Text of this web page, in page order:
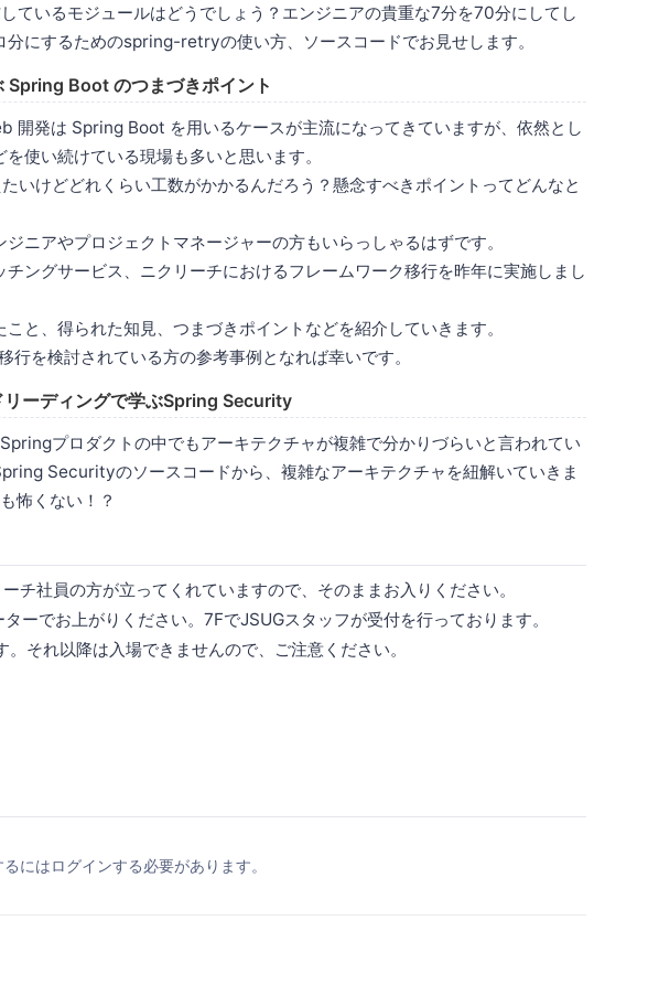
ているモジュールはどうでしょう？エンジニアの貴重な7分を70分にしてし
分にするためのspring-retryの使い方、ソースコードでお見せします。
Spring Boot のつまづきポイント
開発は Spring Boot を用いるケースが主流になってきていますが、依然とし
使い続けている現場も多いと思います。
いけどどれくらい工数がかかるんだろう？懸念すべきポイントってどんなと
ニアやプロジェクトマネージャーの方もいらっしゃるはずです。
ングサービス、ニクリーチにおけるフレームワーク移行を昨年に実施しまし
と、得られた知見、つまづきポイントなどを紹介していきます。
行を検討されている方の参考事例となれば幸いです。
リーディングで学ぶSpring Security
プロダクトの中でもアーキテクチャが複雑で分かりづらいと言われてい
Securityのソースコードから、複雑なアーキテクチャを紐解いていきま
怖くない！？
チ社員の方が立ってくれていますので、そのままお入りください。
ーでお上がりください。7FでJSUGスタッフが受付を行っております。
。それ以降は入場できませんので、ご注意ください。
にはログインする必要があります。